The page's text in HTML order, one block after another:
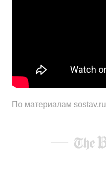
По материалам sostav.ru